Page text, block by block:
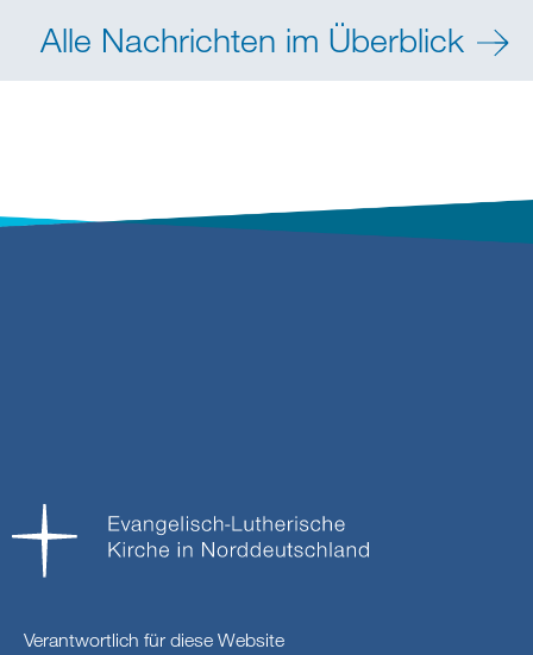
Alle Nachrichten im Überblick
Verantwortlich für diese Website